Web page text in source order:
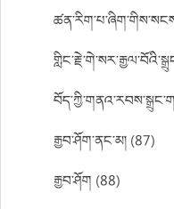
རྒྱབ་ཤོག་ནང་མ། (87)
རྒྱབ་ཤོག (88)